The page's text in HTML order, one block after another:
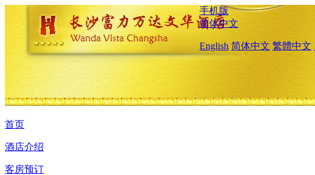
手机版
简体中文
English 简体中文 繁體中文
首页
酒店介绍
客房预订